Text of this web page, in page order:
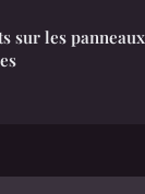
sur les